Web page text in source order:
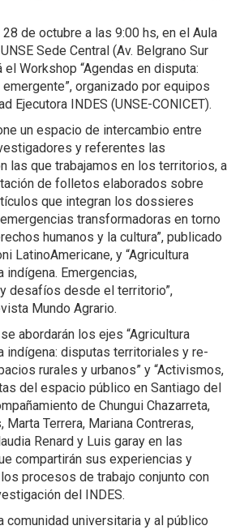
de octubre a las 9:00 hs, en el Aula
Sede Central (Av. Belgrano Sur
Workshop “Agendas en disputa:
organizado por equipos
Ejecutora INDES (UNSE-CONICET).
un espacio de intercambio entre
y referentes las
las que trabajamos en los territorios, a
de folletos elaborados sobre
que integran los dossieres
transformadoras en torno
humanos y la cultura”, publicado
LatinoAmericane, y “Agricultura
indígena. Emergencias,
desafíos desde el territorio”,
Mundo Agrario.
abordarán los ejes “Agricultura
indígena: disputas territoriales y re-
rurales y urbanos” y “Activismos,
del espacio público en Santiago del
de Chungui Chazarreta,
Marta Terrera, Mariana Contreras,
Renard y Luis garay en las
compartirán sus experiencias y
procesos de trabajo conjunto con
del INDES.
comunidad universitaria y al público